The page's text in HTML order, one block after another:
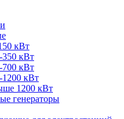
кВт
350 кВт
700 кВт
1200 кВт
1200 кВт
генераторы